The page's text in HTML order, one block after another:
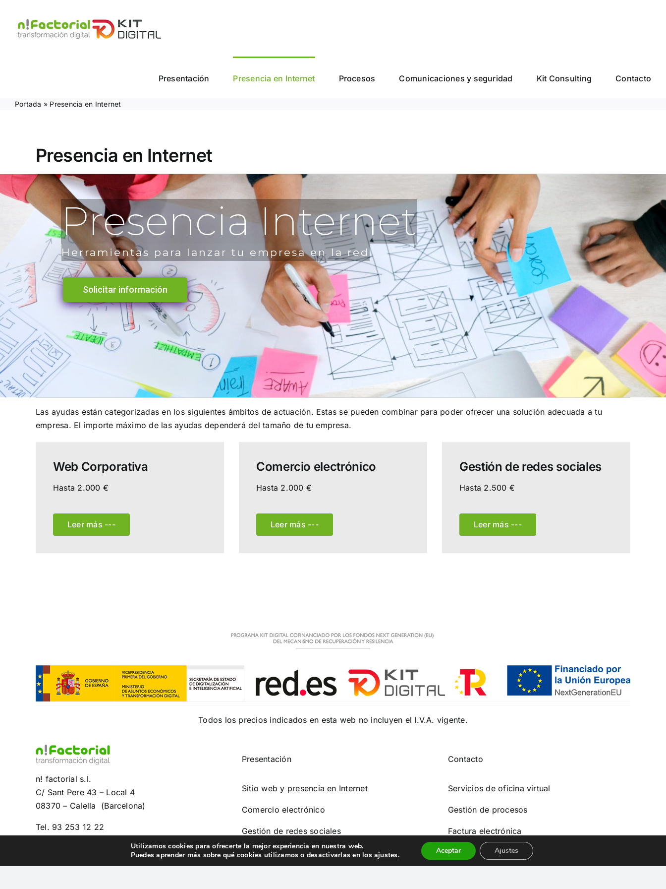
contenido
Presentación Presencia en Internet Procesos Comunicaciones y seguridad Kit Consulting Contacto
Portada » Presencia en Internet
Presencia en Internet
Presencia Internet
Herramientas para lanzar tu empresa en la red
Solicitar información
Las ayudas están categorizadas en los siguientes ámbitos de actuación. Estas se pueden combinar para poder ofrecer una solución adecuada a tu
empresa. El importe máximo de las ayudas dependerá del tamaño de tu empresa.
Web Corporativa
Hasta 2.000 €
Leer más ---
Comercio electrónico
Hasta 2.000 €
Leer más ---
Gestión de redes sociales
Hasta 2.500 €
Leer más ---
Todos los precios indicados en esta web no incluyen el I.V.A. vigente.
n! factorial s.l.
C/ Sant Pere 43 – Local 4
08370 – Calella (Barcelona)
Tel. 93 253 12 22
Presentación
Sitio web y presencia en Internet
Comercio electrónico
Gestión de redes sociales
Gestión de clientes
Contacto
Servicios de oficina virtual
Gestión de procesos
Factura electrónica
Comunicaciones seguras
Utilizamos cookies para ofrecerte la mejor experiencia en nuestra web.
Puedes aprender más sobre qué cookies utilizamos o desactivarlas en losajustes. Aceptar Ajustes